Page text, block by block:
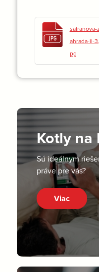
safranova-z
ahrada-ii-
pg
Kotly na
Sú ideálnym
práve pre vás?
Viac